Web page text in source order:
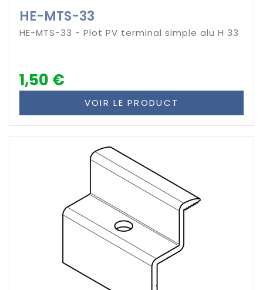
HE-MTS-33
HE-MTS-33 - Plot PV terminal simple alu H 33
1,50 €
VOIR LE PRODUCT